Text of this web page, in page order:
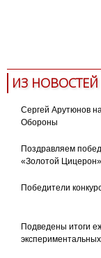
ИЗ НОВОСТЕЙ
Сергей Арутюнов
Обороны
Поздравляем
«Золотой Цицерон»
Победители
Подведены итоги